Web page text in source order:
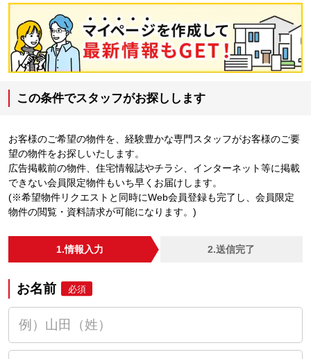
この条件でスタッフがお探しします
お客様のご希望の物件を、経験豊かな専門スタッフがお客様のご要
望の物件をお探しいたします。
広告掲載前の物件、住宅情報誌やチラシ、インターネット等に掲載
できない会員限定物件もいち早くお届けします。
(※希望物件リクエストと同時にWeb会員登録も完了し、会員限定
物件の閲覧・資料請求が可能になります。)
1.情報入力 2.送信完了
お名前 必須